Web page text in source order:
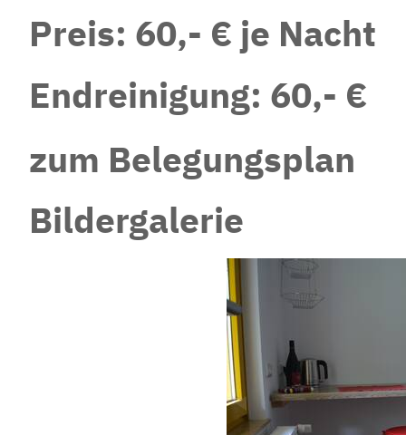
Preis: 60,- € je Nacht
Endreinigung: 60,- €
zum Belegungsplan
Bildergalerie